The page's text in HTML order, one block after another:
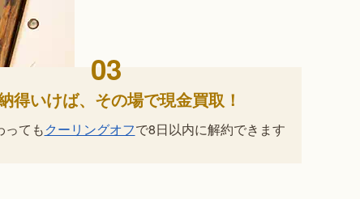
03
得いけば、その場で現金買取！
ってもクーリングオフで8日以内に解約できます